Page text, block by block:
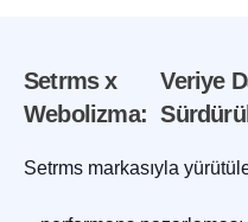
Setrms x
Webolizma:
Veriye
Setrms markasıyla